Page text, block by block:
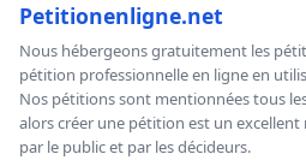
Petitionenligne.net
Nous hébergeons gratuitement les
pétition professionnelle en ligne en
Nos pétitions sont mentionnées tous
alors créer une pétition est un
par le public et par les décideurs.